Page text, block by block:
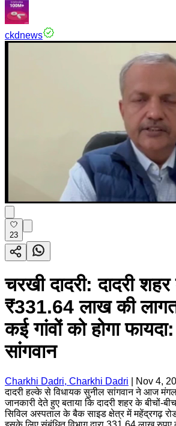
ckdnews
23
चरखी दादरी: दादरी शहर
₹331.64 लाख की
कई गांवों को होगा
सांगवान
Charkhi Dadri, Charkhi Dadri
Nov 4,
दादरी हल्के से विधायक सुनील सांगवान ने आज
जानकारी देते हुए बताया कि दादरी शहर के बीचों-
सिविल अस्पताल के बैक साइड क्षेत्र में महेंद्रगढ़